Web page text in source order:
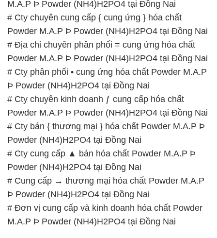
# Cty phân phối • cung ứng hóa chất Powder M.A.P
Þ Powder (NH4)H2PO4 tại Đồng Nai
# Cty chuyên kinh doanh ƒ cung cấp hóa chất
Powder M.A.P Þ Powder (NH4)H2PO4 tại Đồng Nai
# Cty bán { thương mại } hóa chất Powder M.A.P Þ
Powder (NH4)H2PO4 tại Đồng Nai
# Cty cung cấp ▲ bán hóa chất Powder M.A.P Þ
Powder (NH4)H2PO4 tại Đồng Nai
# Cung cấp → thương mại hóa chất Powder M.A.P
Þ Powder (NH4)H2PO4 tại Đồng Nai
# Đơn vị cung cấp và kinh doanh hóa chất Powder
M.A.P Þ Powder (NH4)H2PO4 tại Đồng Nai
📞PHÒNG KINH DOANH – CÔNG TY HÓA CHẤT
ĐẮC TRƯỜNG PHÁT🌐
🌐 Website: https://hoachattayrua.net/